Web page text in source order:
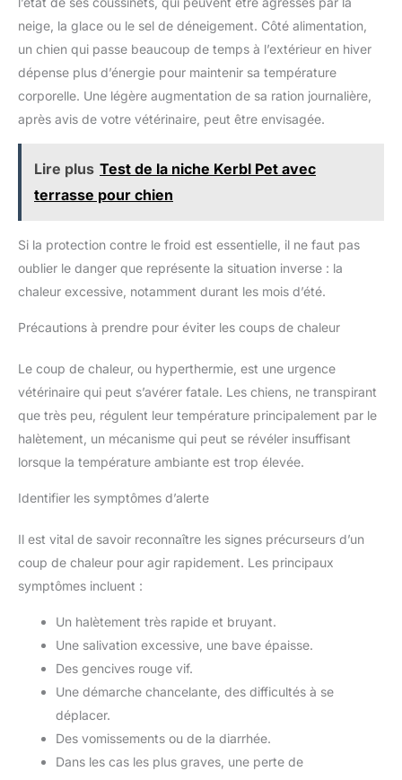
neige, la glace ou le sel de déneigement. Côté alimentation,
un chien qui passe beaucoup de temps à l’extérieur en hiver
dépense plus d’énergie pour maintenir sa température
corporelle. Une légère augmentation de sa ration journalière,
après avis de votre vétérinaire, peut être envisagée.
Lire plus Test de la niche Kerbl Pet avec
terrasse pour chien
Si la protection contre le froid est essentielle, il ne faut pas
oublier le danger que représente la situation inverse : la
chaleur excessive, notamment durant les mois d’été.
Précautions à prendre pour éviter les coups de chaleur
Le coup de chaleur, ou hyperthermie, est une urgence
vétérinaire qui peut s’avérer fatale. Les chiens, ne transpirant
que très peu, régulent leur température principalement par le
halètement, un mécanisme qui peut se révéler insuffisant
lorsque la température ambiante est trop élevée.
Identifier les symptômes d’alerte
Il est vital de savoir reconnaître les signes précurseurs d’un
coup de chaleur pour agir rapidement. Les principaux
symptômes incluent :
Un halètement très rapide et bruyant.
Une salivation excessive, une bave épaisse.
Des gencives rouge vif.
Une démarche chancelante, des difficultés à se
déplacer.
Des vomissements ou de la diarrhée.
Dans les cas les plus graves, une perte de